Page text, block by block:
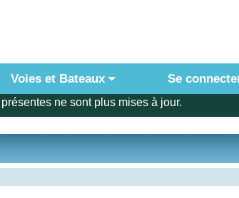
Voies et Bateaux Se
ne sont plus mises à jour.